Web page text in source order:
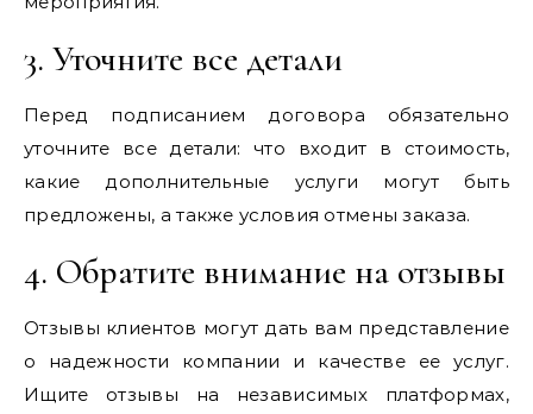
3. Уточните все детали
Перед подписанием договора обязательно
уточните все детали: что входит в стоимость,
какие дополнительные услуги могут быть
предложены, а также условия отмены заказа.
4. Обратите внимание на отзывы
Отзывы клиентов могут дать вам представление
о надежности компании и качестве ее услуг.
Ищите отзывы на независимых платформах,